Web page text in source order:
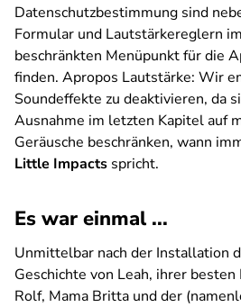
Datenschutzbestimmung sind
Formular und Lautstärkereglern
beschränkten Menüpunkt für die
finden. Apropos Lautstärke: Wir
Soundeffekte zu deaktivieren, da
Ausnahme im letzten Kapitel auf
Geräusche beschränken, wann
Little Impacts spricht.
Es war einmal ...
Unmittelbar nach der Installation
Geschichte von Leah, ihrer
Rolf, Mama Britta und der